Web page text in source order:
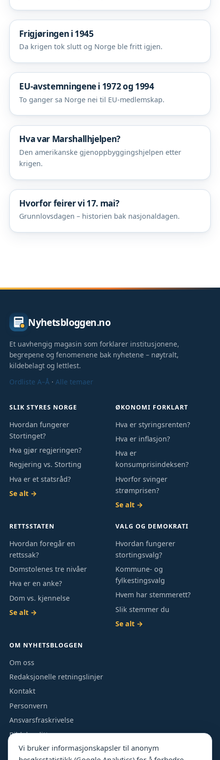
Frigjøringen i 1945
Da krigen tok slutt og Norge ble fritt igjen.
EU-avstemningene i 1972 og 1994
To ganger sa Norge nei til EU-medlemskap.
Hva var Marshallhjelpen?
Den amerikanske gjenoppbyggingshjelpen etter
krigen.
Hvorfor feirer vi 17. mai?
Grunnlovsdagen – historien bak nasjonaldagen.
Nyhetsbloggen.no
Et uavhengig magasin som forklarer institusjonene,
begrepene og fenomenene bak nyhetene – nøytralt,
kildebelagt og lettlest.
Ordliste A–Å ·Alle temaer
SLIK STYRES NORGE
Hvordan fungerer
Stortinget?
Hva gjør regjeringen?
Regjering vs. Storting
Hva er et statsråd?
Se alt →
ØKONOMI FORKLART
Hva er styringsrenten?
Hva er inflasjon?
Hva er
konsumprisindeksen?
Hvorfor svinger
strømprisen?
Se alt →
RETTSSTATEN
Hvordan foregår en
rettssak?
Domstolenes tre nivåer
Hva er en anke?
Dom vs. kjennelse
Se alt →
VALG OG DEMOKRATI
Hvordan fungerer
stortingsvalg?
Kommune- og
fylkestingsvalg
Hvem har stemmerett?
Slik stemmer du
Se alt →
OM NYHETSBLOGGEN
Om oss
Redaksjonelle retningslinjer
Kontakt
Personvern
Ansvarsfraskrivelse
Bildekreditt
Vi bruker informasjonskapsler til anonym